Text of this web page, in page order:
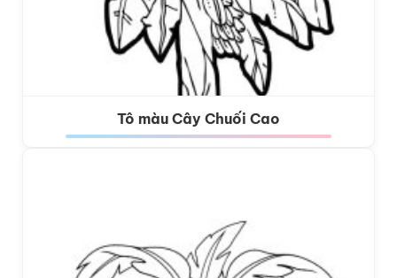
Tô màu Cây Chuối Cao